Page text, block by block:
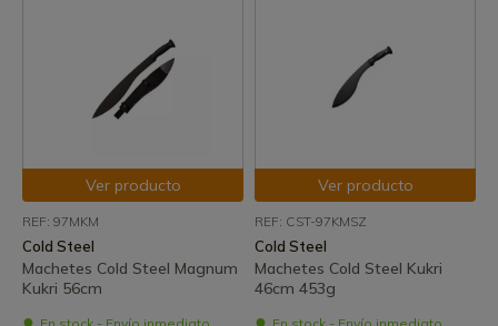
Ver producto
REF: 97MKM
Cold Steel
Machetes Cold Steel Magnum
Kukri 56cm
Ver producto
REF: CST-97KMSZ
Cold Steel
Machetes Cold Steel Kukri
46cm 453g